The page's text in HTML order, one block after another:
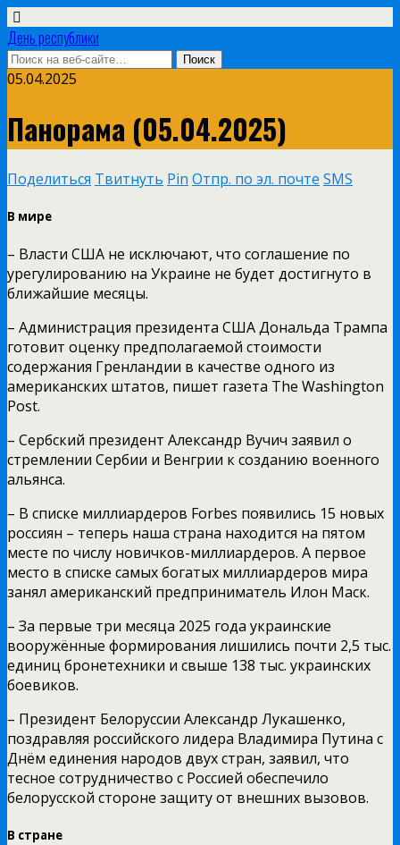
День республики
05.04.2025
Панорама (05.04.2025)
Поделиться Твитнуть Pin Отпр. по эл. почте SMS
В мире
– Власти США не исключают, что соглашение по
урегулированию на Украине не будет достигнуто в
ближайшие месяцы.
– Администрация президента США Дональда Трампа
готовит оценку предполагаемой стоимости
содержания Гренландии в качестве одного из
американских штатов, пишет газета The Washington
Post.
– Сербский президент Александр Вучич заявил о
стремлении Сербии и Венгрии к созданию военного
альянса.
– В списке миллиардеров Forbes появились 15 новых
россиян – теперь наша страна находится на пятом
месте по числу новичков-миллиардеров. А первое
место в списке самых богатых миллиардеров мира
занял американский предприниматель Илон Маск.
– За первые три месяца 2025 года украинские
вооружённые формирования лишились почти 2,5 тыс.
единиц бронетехники и свыше 138 тыс. украинских
боевиков.
– Президент Белоруссии Александр Лукашенко,
поздравляя российского лидера Владимира Путина с
Днём единения народов двух стран, заявил, что
тесное сотрудничество с Россией обеспечило
белорусской стороне защиту от внешних вызовов.
В стране